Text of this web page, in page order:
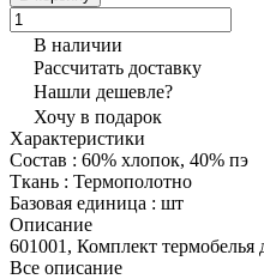
В наличии
Рассчитать доставку
Нашли дешевле?
Хочу в подарок
Характеристики
Состав : 60% хлопок, 40% пэ
Ткань : Термополотно
Базовая единица : шт
Описание
601001, Комплект термобелья
Все описание